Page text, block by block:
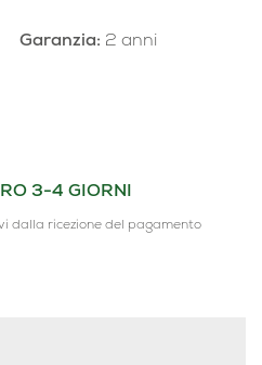
Garanzia: 2 anni
3-4 GIORNI
dalla ricezione del pagamento